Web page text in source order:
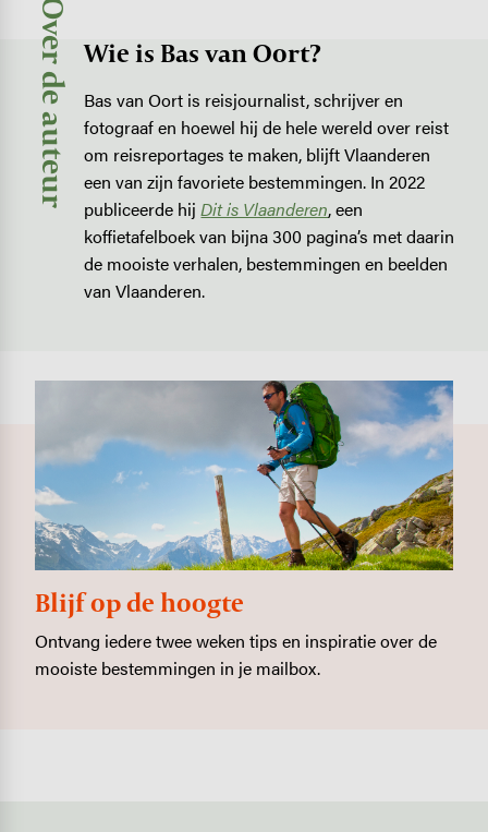
Over de auteur Wie is Bas van Oort?
Bas van Oort is reisjournalist, schrijver en
fotograaf en hoewel hij de hele wereld over reist
om reisreportages te maken, blijft Vlaanderen
een van zijn favoriete bestemmingen. In 2022
publiceerde hijDit is Vlaanderen, een
koffietafelboek van bijna 300 pagina’s met daarin
de mooiste verhalen, bestemmingen en beelden
van Vlaanderen.
Blijf op de hoogte
Ontvang iedere twee weken tips en inspiratie over de
mooiste bestemmingen in je mailbox.